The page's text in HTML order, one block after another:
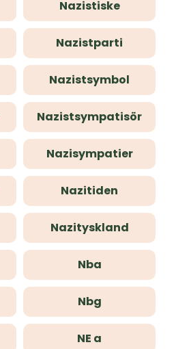
Nazistiske
Nazistparti
Nazistsymbol
Nazistsympatisör
Nazisympatier
Nazitiden
Nazityskland
Nba
Nbg
NE a